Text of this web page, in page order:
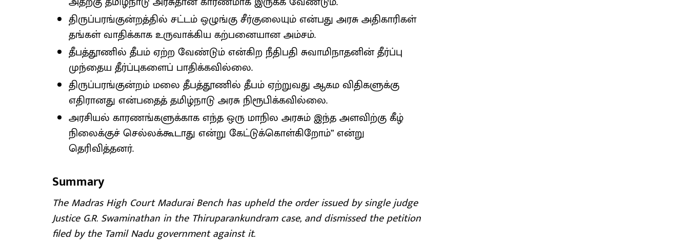
திருப்பரங்குன்றத்தில் சட்டம் ஒழுங்கு சீர்குலையும் என்பது அரசு அதிகாரிகள்
தங்கள் வாதிக்காக உருவாக்கிய கற்பனையான அம்சம்.
தீபத்தூணில் தீபம் ஏற்ற வேண்டும் என்கிற நீதிபதி சுவாமிநாதனின் தீர்ப்பு
முந்தைய தீர்ப்புகளைப் பாதிக்கவில்லை.
திருப்பரங்குன்றம் மலை தீபத்தூணில் தீபம் ஏற்றுவது ஆகம விதிகளுக்கு
எதிரானது என்பதைத் தமிழ்நாடு அரசு நிரூபிக்கவில்லை.
அரசியல் காரணங்களுக்காக எந்த ஒரு மாநில அரசும் இந்த அளவிற்கு கீழ்
நிலைக்குச் செல்லக்கூடாது என்று கேட்டுக்கொள்கிறோம்” என்று
தெரிவித்தனர்.
Summary
The Madras High Court Madurai Bench has upheld the order issued by single judge
Justice G.R. Swaminathan in the Thiruparankundram case, and dismissed the petition
filed by the Tamil Nadu government against it.